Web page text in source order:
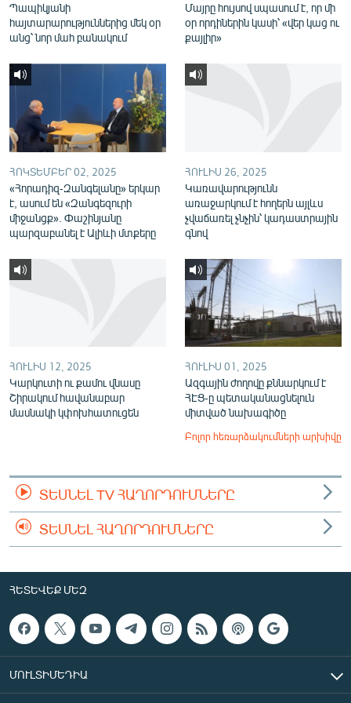
English
Русский
ՀԵՏԵՎԵՔ ՄԵԶ
«Ազատության» բոլոր կայքերը
Պապիկյանի
հայտարարություններից մեկ օր
անց՝ նոր մահ բանակում
Մայրը հույսով սպասում է, որ մի
օր որդիներին կասի՝ «վեր կաց ու
քայլիր»
ՀՈԿՏԵՄԲԵՐ 02, 2025
«Հորադիզ-Զանգելանը» երկար
է, ասում են «Զանգեզուրի
միջանցք». Փաշինյանը
պարզաբանել է Ալիևի մտքերը
ՀՈՒԼԻՍ 26, 2025
Կառավարությունն
առաջարկում է հողերն այլևս
չվաճառել չնչին՝ կադաստրային
գնով
ՀՈՒԼԻՍ 12, 2025
Կարկուտի ու քամու վնասը
Շիրակում հավանաբար
մասնակի կփոխհատուցեն
ՀՈՒԼԻՍ 01, 2025
Ազգային ժողովը քննարկում է
ՀԷՑ-ը պետականացնելուն
միտված նախագիծը
Բոլոր հեռարձակումների արխիվը
ՏԵՍՆԵԼ TV ՀԱՂՈՐԴՈՒՄՆԵՐԸ
ՏԵՍՆԵԼ ՀԱՂՈՐԴՈՒՄՆԵՐԸ
ՀԵՏԵՎԵՔ ՄԵԶ
ՄՈՒԼՏԻՄԵԴԻԱ